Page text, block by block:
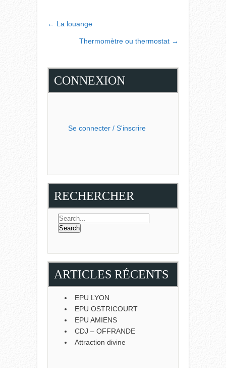
POST
NAVIGATION
← La louange
Thermomètre ou thermostat →
CONNEXION
Se connecter / S'inscrire
RECHERCHER
ARTICLES RÉCENTS
EPU LYON
EPU OSTRICOURT
EPU AMIENS
CDJ – OFFRANDE
Attraction divine